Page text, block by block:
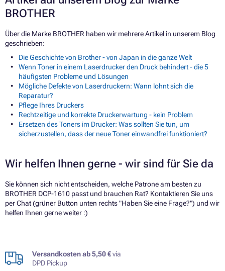
BROTHER
Über die Marke BROTHER haben wir mehrere Artikel in unserem Blog
geschrieben:
Die Geschichte von Brother - von Japan in die ganze Welt
Wenn Toner in einem Laserdrucker den Druck behindert - die 5
häufigsten Probleme und Lösungen
Mögliche Defekte von Laserdruckern: Wann lohnt sich die
Reparatur?
Pflege Ihres Druckers
Rechtzeitige und korrekte Druckerwartung - kein Problem
Ersetzen des Toners im Drucker: Was sollten Sie tun, um
sicherzustellen, dass der neue Toner einwandfrei funktioniert?
Wir helfen Ihnen gerne - wir sind für Sie da
Sie können sich nicht entscheiden, welche Patrone am besten zu
BROTHER DCP-1610 passt und brauchen Rat? Kontaktieren Sie uns
per Chat (grüner Button unten rechts "Haben Sie eine Frage?") und wir
helfen Ihnen gerne weiter :)
Versandkosten ab 5,50 €via
DPD Pickup